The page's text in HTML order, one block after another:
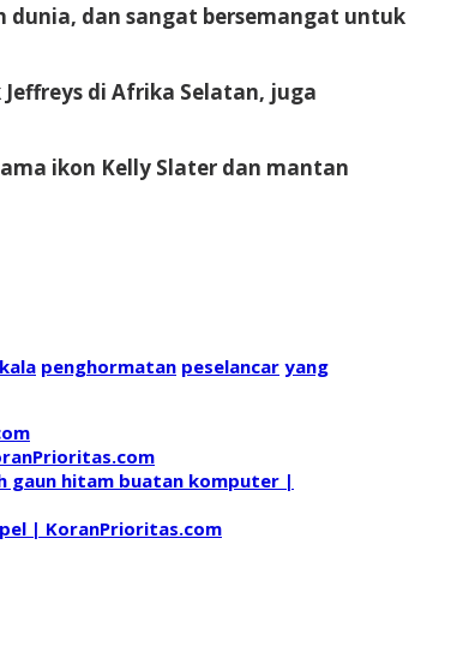
dunia, dan sangat bersemangat untuk
di Afrika Selatan, juga
ikon Kelly Slater dan mantan
penghormatan peselancar yang
gaun hitam buatan komputer |
| KoranPrioritas.com